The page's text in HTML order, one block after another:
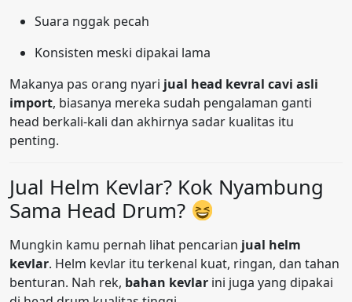
Suara nggak pecah
Konsisten meski dipakai lama
Makanya pas orang nyari jual head kevral cavi asli
import, biasanya mereka sudah pengalaman ganti
head berkali-kali dan akhirnya sadar kualitas itu
penting.
Jual Helm Kevlar? Kok Nyambung
Sama Head Drum?
Mungkin kamu pernah lihat pencarian jual helm
kevlar. Helm kevlar itu terkenal kuat, ringan, dan tahan
benturan. Nah rek, bahan kevlar ini juga yang dipakai